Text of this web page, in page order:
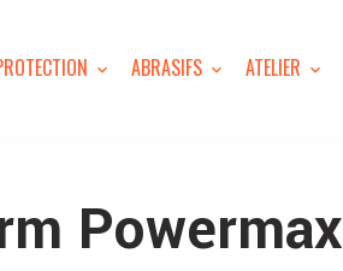
ABRASIFS ATELIER
Powermax